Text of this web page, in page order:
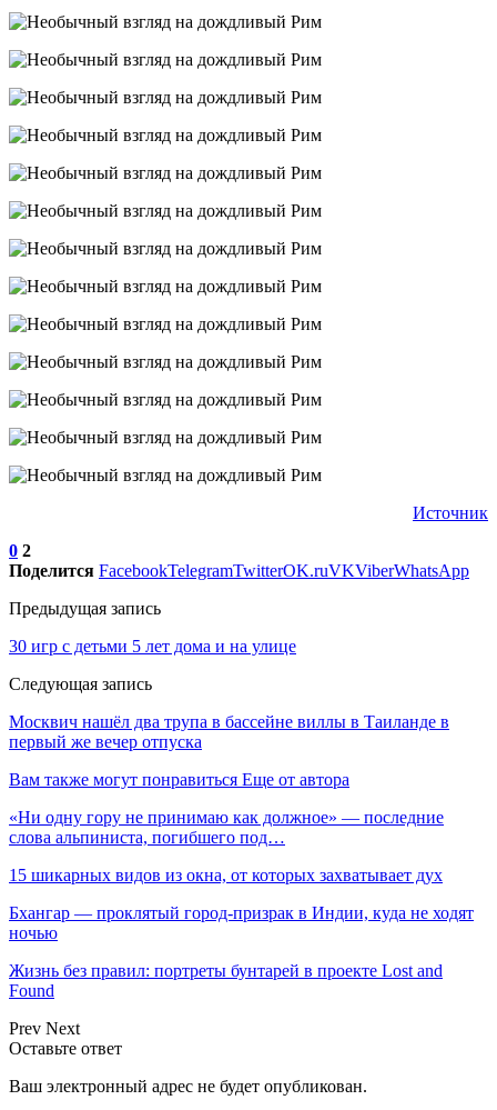
Источник
0 2
Поделится FacebookTelegramTwitterOK.ruVKViberWhatsApp
Предыдущая запись
30 игр с детьми 5 лет дома и на улице
Следующая запись
Москвич нашёл два трупа в бассейне виллы в Таиланде в
первый же вечер отпуска
Вам также могут понравиться Еще от автора
«Ни одну гору не принимаю как должное» — последние
слова альпиниста, погибшего под…
15 шикарных видов из окна, от которых захватывает дух
Бхангар — проклятый город-призрак в Индии, куда не ходят
ночью
Жизнь без правил: портреты бунтарей в проекте Lost and
Found
Prev Next
Оставьте ответ
Ваш электронный адрес не будет опубликован.